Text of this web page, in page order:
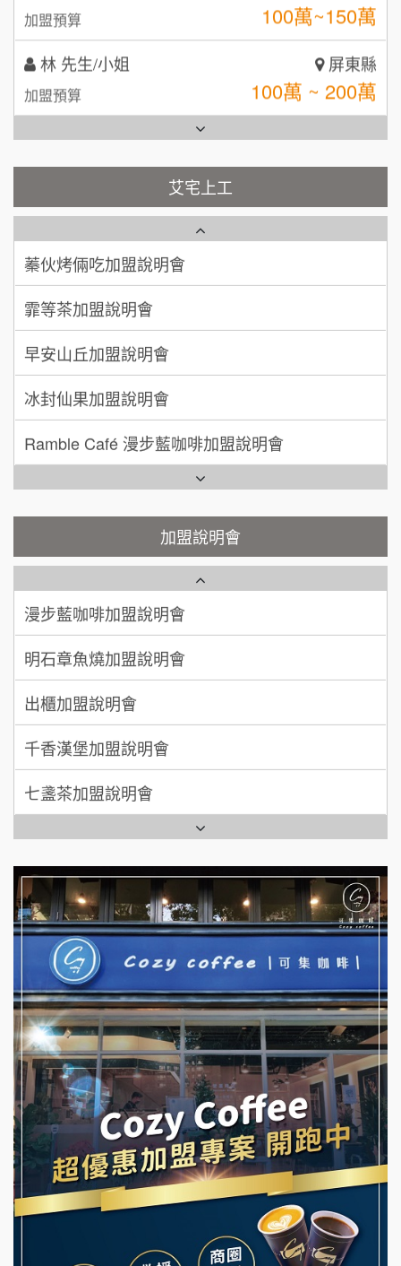
加盟預算 100萬~150萬
林 先生/小姐 屏東縣
加盟預算 100萬 ~ 200萬
吳 先生/小姐 屏東縣
加盟預算 100萬~200萬
周 先生/小姐 台北
加盟預算 100萬 ~150萬
徐 先生/小姐 新北市
加盟預算
何 先生/小姐
加盟預算
呂 先生/小姐
加盟預算 200萬~400萬
顏 先生/小姐 台北市
廖 先生/小姐 高雄市
加盟預算
艾宅上工
全家加盟說明會
台灣G湯加盟說明會
NU PASTA義大利麵加盟說明會
潮鍋癮加盟說明會
蓁伙烤倆吃加盟說明會
霏等茶加盟說明會
早安山丘加盟說明會
冰封仙果加盟說明會
Ramble Café 漫步藍咖啡加盟說明會
微風亭鐵板燒加盟說明會
【曉妍美妝】誠徵行政櫃檯
自助洗衣店誠徵代洗收送人員(台中市)
MUSHEN徵SPA美容芳療師
日十。早午食加盟說明會
拾鑶火鍋加盟說明會
全家加盟說明會
台灣G湯加盟說明會
彭富貴加盟說明會
NU PASTA義大利麵加盟說明會
潮鍋癮加盟說明會
蓁伙烤倆吃加盟說明會
霏等茶加盟說明會
早安山丘加盟說明會
冰封仙果加盟說明會
Ramble Café 漫步藍咖啡加盟說明會
微風亭鐵板燒加盟說明會
加盟說明會
藍象廷泰式火鍋加盟說明會
日十。早午食加盟說明會
上宇林加盟說明會
莫尼早餐Morni加盟說明會
手作功夫茶加盟說明會
SHARE TEA歇腳亭加盟說明會
潮味決-湯滷專門店加盟說明會
鮮茶道加盟說明會
微風亭鐵板燒加盟說明會
漫步藍咖啡加盟說明會
明石章魚燒加盟說明會
出櫃加盟說明會
千香漢堡加盟說明會
七盞茶加盟說明會
拉亞漢堡加盟說明會
杜芳子古味茶鋪加盟說明會
優握握×酸奶大獅加盟說明會
冬城門加盟說明會
拾鑶火鍋加盟說明會
阿性情趣無人販售所加盟明會
龍涎居好湯加盟說明會
舒油頭加盟說明會
韓金量加盟說明會